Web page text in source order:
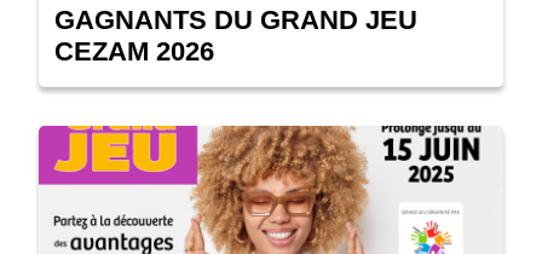
GAGNANTS DU GRAND JEU
CEZAM 2026